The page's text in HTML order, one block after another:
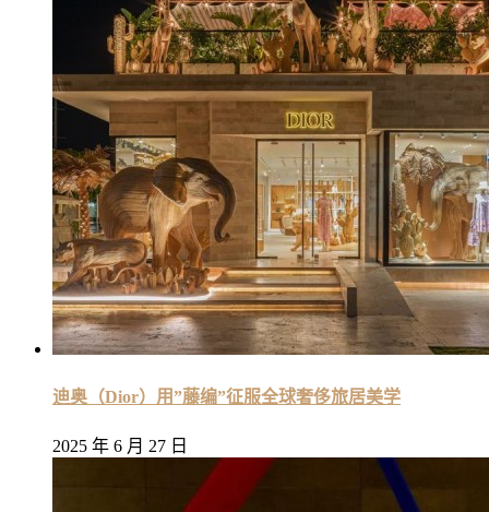
迪奥（Dior）用”藤编”征服全球奢侈旅居美学
2025 年 6 月 27 日